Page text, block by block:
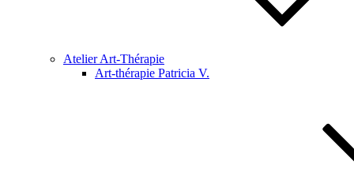
Atelier Art-Thérapie
Art-thérapie Patricia V.